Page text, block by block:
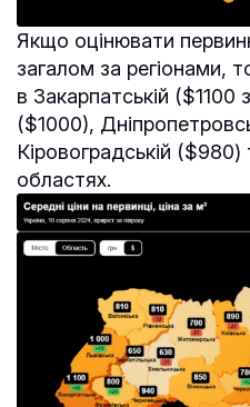
Якщо оцінювати
загалом за регіонами,
в Закарпатській ($1100
($1000),
Кіровоградській
областях.